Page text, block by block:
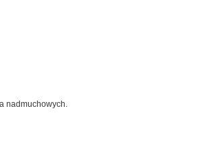
nadmuchowych.